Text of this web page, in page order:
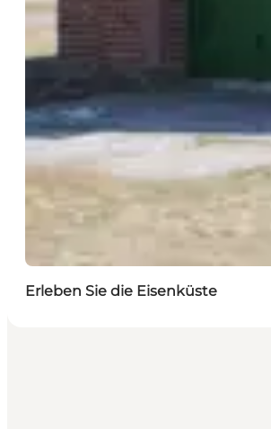
Erleben Sie die Eisenküste